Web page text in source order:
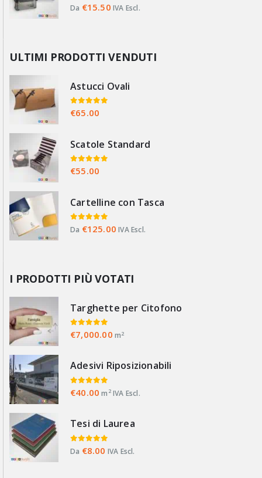
0 Su 5
Da €15.50 IVA Escl.
ULTIMI PRODOTTI VENDUTI
Astucci Ovali
0Su 5
€65.00
Scatole Standard
0Su 5
€55.00
Cartelline con Tasca
0 Su 5
Da €125.00 IVA Escl.
I PRODOTTI PIÙ VOTATI
Targhette per Citofono
0Su 5
€7,000.00 m2
Adesivi Riposizionabili
0 Su 5
€40.00 m 2IVA Escl.
Tesi di Laurea
0 Su 5
Da €8.00 IVA Escl.